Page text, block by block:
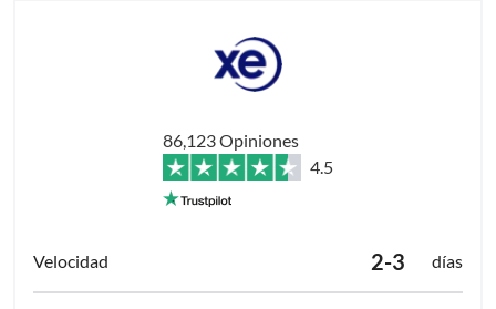
86,123 Opiniones
4.5
2-3 días